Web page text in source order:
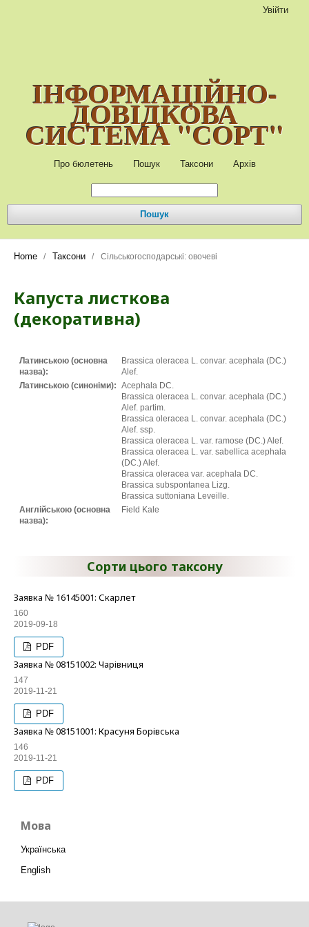
ІНФОРМАЦІЙНО-
ДОВІДКОВА
СИСТЕМА "СОРТ"
Про бюлетень Пошук Таксони Архів
Пошук
Увійти
Home / Таксони / Сільськогосподарські: овочеві
Капуста листкова
(декоративна)
Латинською (основна
назва):
Brassica oleracea L. convar. acephala (DC.)
Alef.
Латинською (синоніми): Acephala DC.
Brassica oleracea L. convar. acephala (DC.)
Alef. partim.
Brassica oleracea L. convar. acephala (DC.)
Alef. ssp.
Brassica oleracea L. var. ramose (DC.) Alef.
Brassica oleracea L. var. sabellica acephala
(DC.) Alef.
Brassica oleracea var. acephala DC.
Brassica subspontanea Lizg.
Brassica suttoniana Leveille.
Англійською (основна
назва):
Field Kale
Сорти цього таксону
Заявка № 16145001: Скарлет
160
2019-09-18
PDF
Заявка № 08151002: Чарівниця
147
2019-11-21
PDF
Заявка № 08151001: Красуня Борівська
146
2019-11-21
PDF
Мова
Українська
English